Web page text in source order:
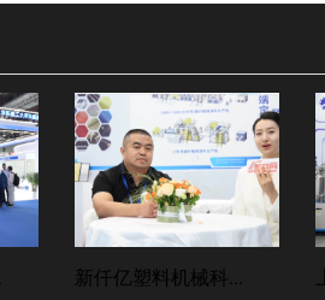
新仟亿塑料机械科...